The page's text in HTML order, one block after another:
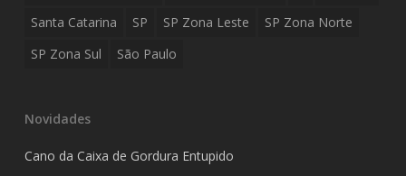
Santa Catarina
SP SP Zona Leste
SP Zona Norte
SP Zona Sul
São Paulo
Novidades
Cano da Caixa de Gordura Entupido